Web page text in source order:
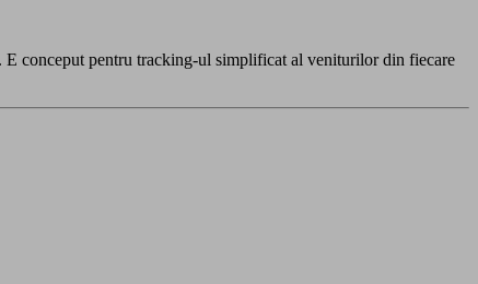
conceput pentru tracking-ul simplificat al veniturilor din fiecare